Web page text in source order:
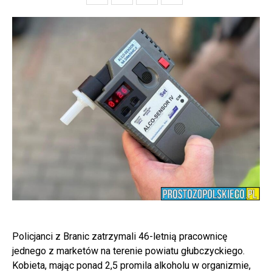
Policjanci z Branic zatrzymali 46-letnią pracownicę
jednego z marketów na terenie powiatu głubczyckiego.
Kobieta, mając ponad 2,5 promila alkoholu w organizmie,